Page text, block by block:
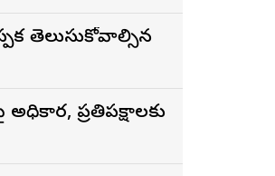
తెలుసుకోవాల్సిన
ప్రతిపక్షాలకు